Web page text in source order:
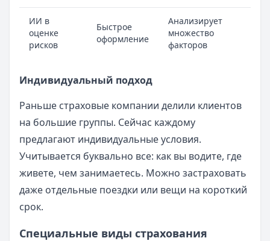
ИИ в
оценке
рисков
Быстрое
оформление
Анализирует
множество
факторов
Индивидуальный подход
Раньше страховые компании делили клиентов
на большие группы. Сейчас каждому
предлагают индивидуальные условия.
Учитывается буквально все: как вы водите, где
живете, чем занимаетесь. Можно застраховать
даже отдельные поездки или вещи на короткий
срок.
Специальные виды страхования